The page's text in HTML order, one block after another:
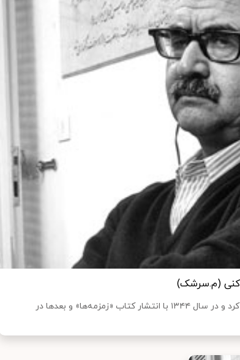
(م.سرشک)
م. سرشک شاعری را با غزل آغاز کرد و در سال ۱۳۴۴ با انتشار کتاب «زمزمه‌ها» و بعدها در